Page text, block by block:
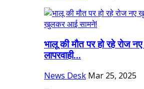
भालू की मौत पर हो रहे रोज
लापरवाही...
News Desk Mar 25, 2025